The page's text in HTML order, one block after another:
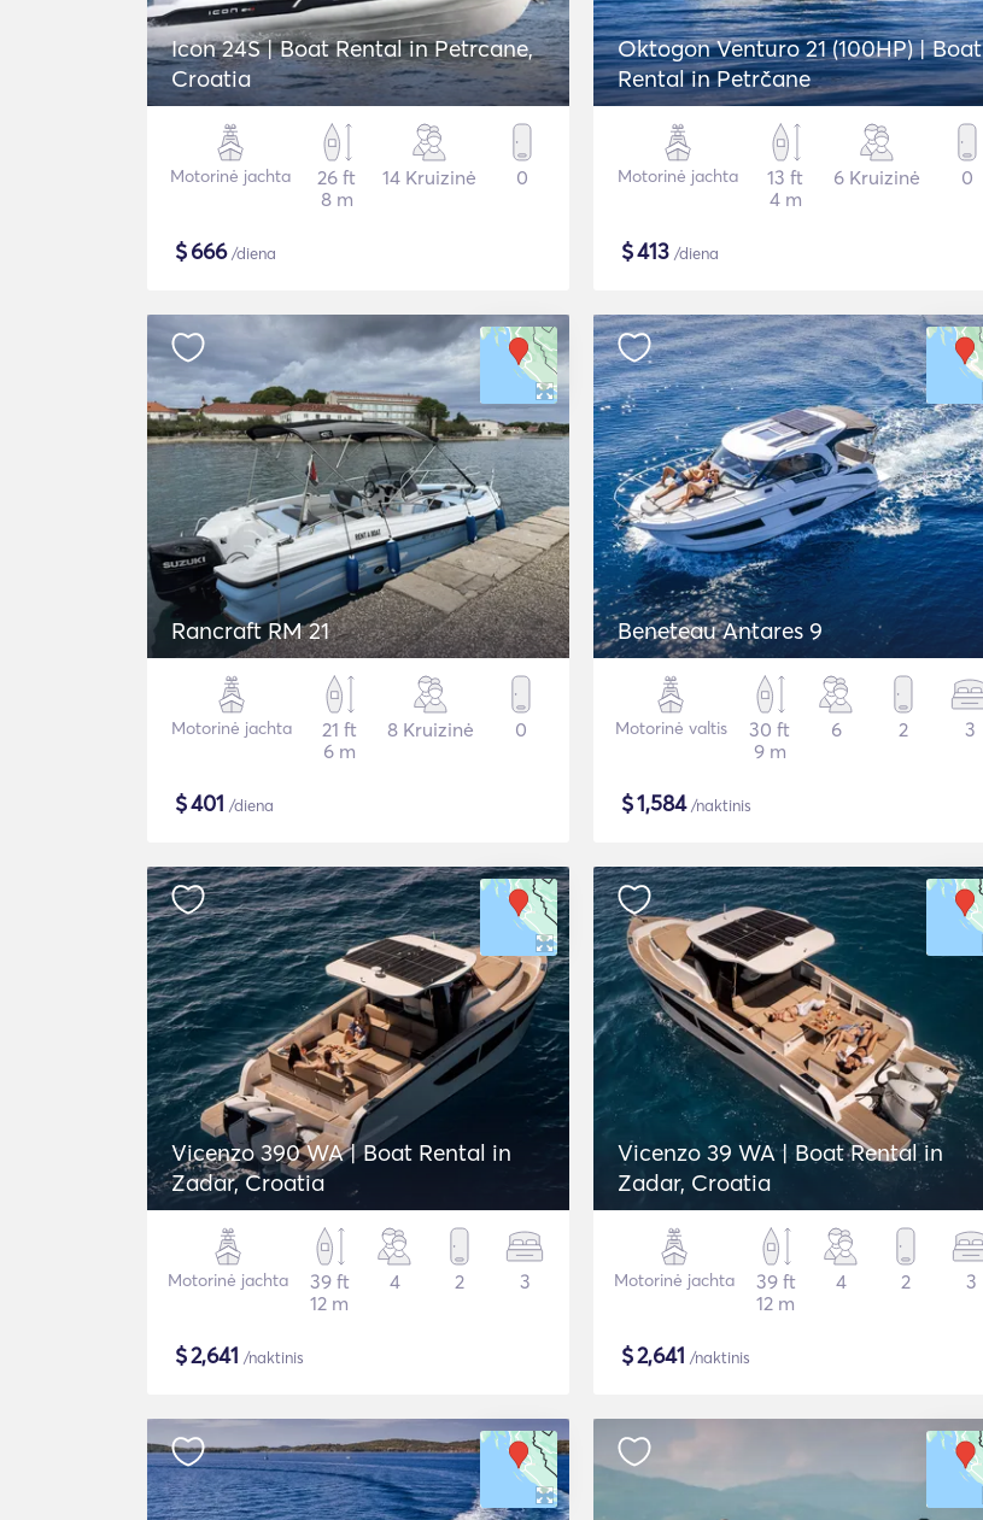
Icon 24S | Boat Rental in Petrcane,
Croatia
Motorinė jachta
26 ft
8 m
14 Kruizinė 0
$666/diena
Oktogon Venturo 21 (100HP) | Boat
Rental in Petrčane
Motorinė jachta
13 ft
4 m
6 Kruizinė 0
$413 /diena
Rancraft RM 21
Motorinė jachta
21 ft
6 m
8 Kruizinė 0
$401 /diena
Beneteau Antares 9
Motorinė valtis
30 ft
9 m
6 2 3
$1,584/naktinis
Vicenzo 390 WA | Boat Rental in
Zadar, Croatia
Motorinė jachta
39 ft
12 m
4 2 3
$2,641 /naktinis
Vicenzo 39 WA | Boat Rental in
Zadar, Croatia
Motorinė jachta
39 ft
12 m
4 2 3
$2,641 /naktinis